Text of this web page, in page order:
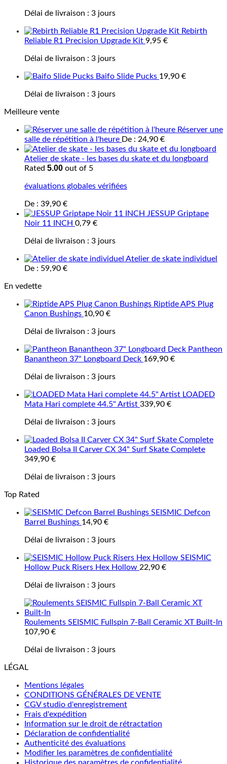
Délai de livraison : 3 jours
Rebirth
Reliable R1 Precision Upgrade Kit 9,95 €
Délai de livraison : 3 jours
Baifo Slide Pucks 19,90 €
Délai de livraison : 3 jours
Meilleure vente
Réserver une
salle de répétition à l'heure De : 24,90 €
Atelier de skate - les bases du skate et du longboard
Rated 5.00 out of 5
évaluations globales vérifiées
De : 39,90 €
JESSUP Griptape
Noir 11 INCH 0,79 €
Délai de livraison : 3 jours
Atelier de skate individuel
De : 59,90 €
En vedette
Riptide APS Plug
Canon Bushings 10,90 €
Délai de livraison : 3 jours
Pantheon
Banantheon 37" Longboard Deck 169,90 €
Délai de livraison : 3 jours
LOADED
Mata Hari complete 44.5" Artist 339,90 €
Délai de livraison : 3 jours
Loaded Bolsa II Carver CX 34" Surf Skate Complete
349,90 €
Délai de livraison : 3 jours
Top Rated
SEISMIC Defcon
Barrel Bushings 14,90 €
Délai de livraison : 3 jours
SEISMIC
Hollow Puck Risers Hex Hollow 22,90 €
Délai de livraison : 3 jours
Roulements SEISMIC Fullspin 7-Ball Ceramic XT Built-In
107,90 €
Délai de livraison : 3 jours
LÉGAL
Mentions légales
CONDITIONS GÉNÉRALES DE VENTE
CGV studio d'enregistrement
Frais d'expédition
Information sur le droit de rétractation
Déclaration de confidentialité
Authenticité des évaluations
Modifier les paramètres de confidentialité